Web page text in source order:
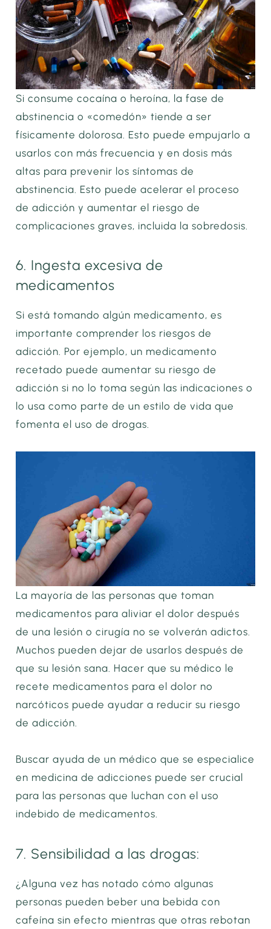
Si consume cocaína o heroína, la fase de
abstinencia o «comedón» tiende a ser
físicamente dolorosa. Esto puede empujarlo a
usarlos con más frecuencia y en dosis más
altas para prevenir los síntomas de
abstinencia. Esto puede acelerar el proceso
de adicción y aumentar el riesgo de
complicaciones graves, incluida la sobredosis.
6. Ingesta excesiva de
medicamentos
Si está tomando algún medicamento, es
importante comprender los riesgos de
adicción. Por ejemplo, un medicamento
recetado puede aumentar su riesgo de
adicción si no lo toma según las indicaciones o
lo usa como parte de un estilo de vida que
fomenta el uso de drogas.
La mayoría de las personas que toman
medicamentos para aliviar el dolor después
de una lesión o cirugía no se volverán adictos.
Muchos pueden dejar de usarlos después de
que su lesión sana. Hacer que su médico le
recete medicamentos para el dolor no
narcóticos puede ayudar a reducir su riesgo
de adicción.
Buscar ayuda de un médico que se especialice
en medicina de adicciones puede ser crucial
para las personas que luchan con el uso
indebido de medicamentos.
7. Sensibilidad a las drogas:
¿Alguna vez has notado cómo algunas
personas pueden beber una bebida con
cafeína sin efecto mientras que otras rebotan